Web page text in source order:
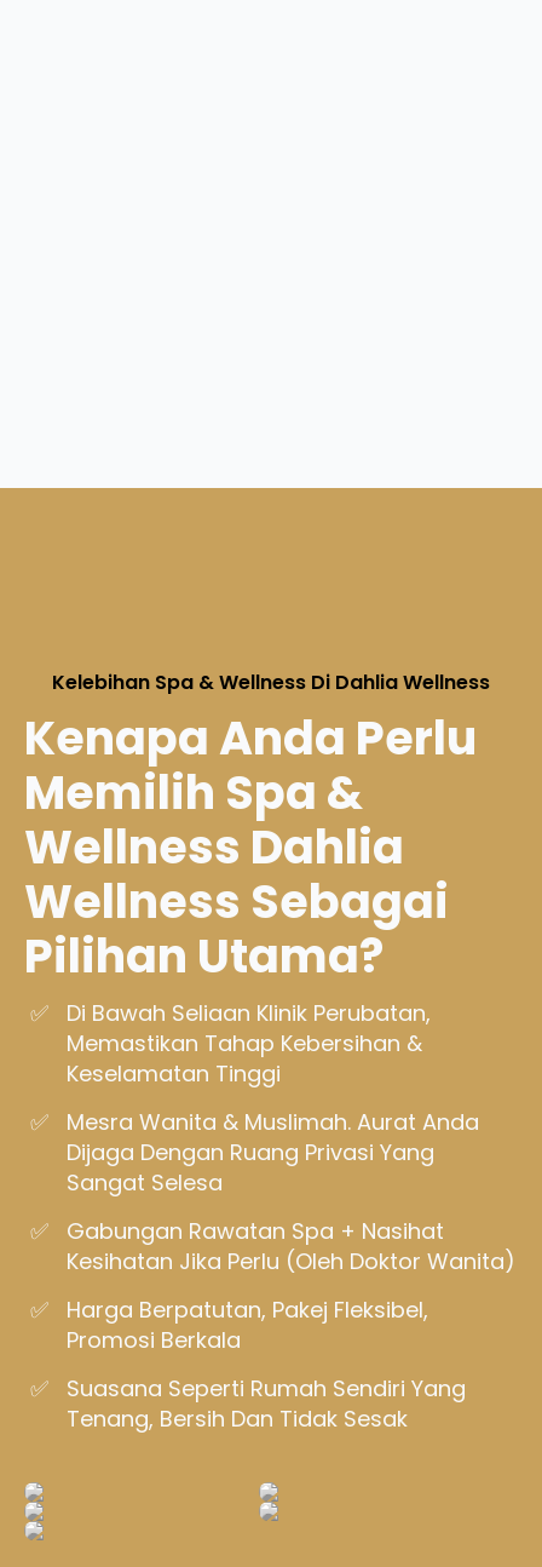
Kelebihan Spa & Wellness Di Dahlia Wellness
Kenapa Anda Perlu
Memilih Spa &
Wellness Dahlia
Wellness Sebagai
Pilihan Utama?
Di Bawah Seliaan Klinik Perubatan,
Memastikan Tahap Kebersihan &
Keselamatan Tinggi
Mesra Wanita & Muslimah. Aurat Anda
Dijaga Dengan Ruang Privasi Yang
Sangat Selesa
Gabungan Rawatan Spa + Nasihat
Kesihatan Jika Perlu (oleh Doktor Wanita)
Harga Berpatutan, Pakej Fleksibel,
Promosi Berkala
Suasana Seperti Rumah Sendiri Yang
Tenang, Bersih Dan Tidak Sesak